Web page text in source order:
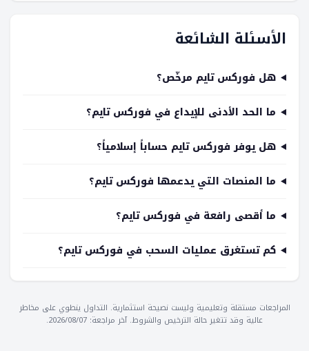
الأسئلة الشائعة
هل فوركس تايم مرخّص؟
ما الحد الأدنى للإيداع في فوركس تايم؟
هل يوفر فوركس تايم حساباً إسلامياً؟
ما المنصات التي يدعمها فوركس تايم؟
ما أقصى رافعة في فوركس تايم؟
كم تستغرق عمليات السحب في فوركس تايم؟
المراجعات مستقلة وتعليمية وليست نصيحة استثمارية. التداول ينطوي على مخاطر
عالية وقد تتغير حالة الترخيص والشروط. آخر مراجعة: 2026/08/07.